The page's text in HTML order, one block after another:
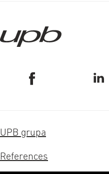
UPB grupa
References